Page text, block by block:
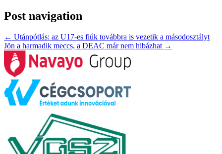
Post navigation
← Utánpótlás: az U17-es fiúk továbbra is vezetik a másodosztályt
Jön a harmadik meccs, a DEAC már nem hibázhat →